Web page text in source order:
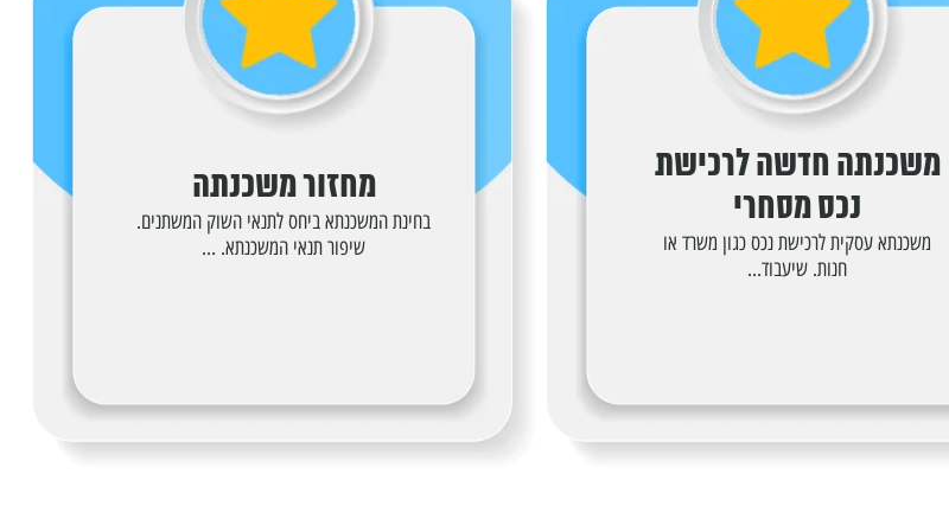
משכנתה חדשה לרכישת
נכס מסחרי
משכנתא עסקית לרכישת נכס כגון משרד או
חנות. שיעבוד...
מחזור משכנתה
בחינת המשכנתא ביחס לתנאי השוק המשתנים.
שיפור תנאי המשכנתא. ...